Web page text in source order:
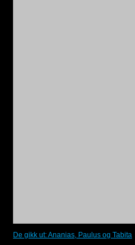
De gikk ut: Ananias, Paulus og Tabita